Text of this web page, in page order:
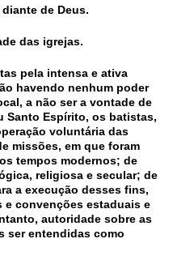
de Deus.
das igrejas.
pela intensa e ativa
havendo nenhum poder
a não ser a vontade de
Santo Espírito, os batistas,
voluntária das
missões, em que foram
tempos modernos; de
religiosa e secular; de
a execução desses fins,
e convenções estaduais e
autoridade sobre as
ser entendidas como